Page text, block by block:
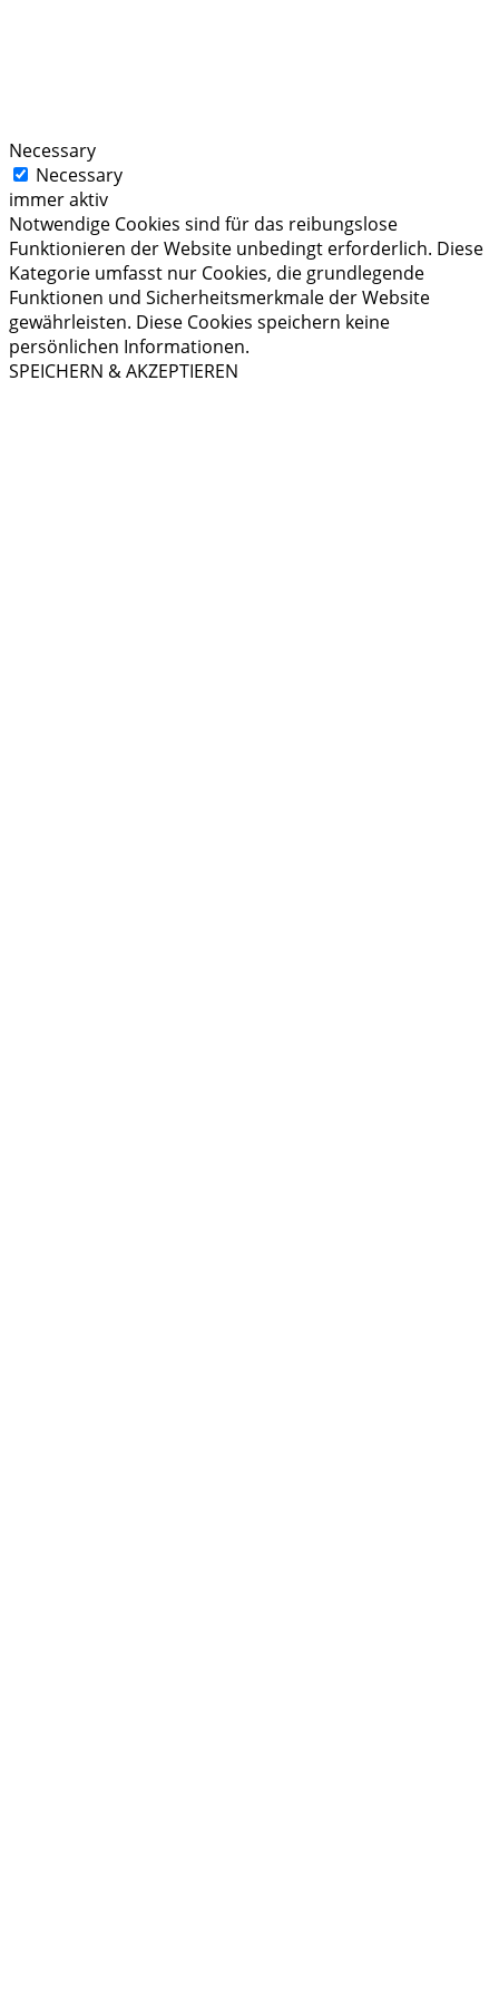
Necessary
Necessary
immer aktiv
Notwendige Cookies sind für das reibungslose
Funktionieren der Website unbedingt erforderlich. Diese
Kategorie umfasst nur Cookies, die grundlegende
Funktionen und Sicherheitsmerkmale der Website
gewährleisten. Diese Cookies speichern keine
persönlichen Informationen.
SPEICHERN & AKZEPTIEREN